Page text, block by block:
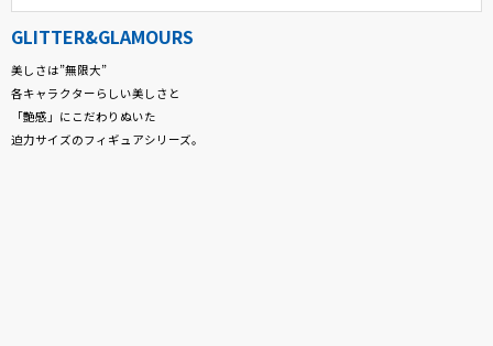
GLITTER&GLAMOURS
美しさは”無限大”
各キャラクターらしい美しさと
「艶感」にこだわりぬいた
迫力サイズのフィギュアシリーズ。